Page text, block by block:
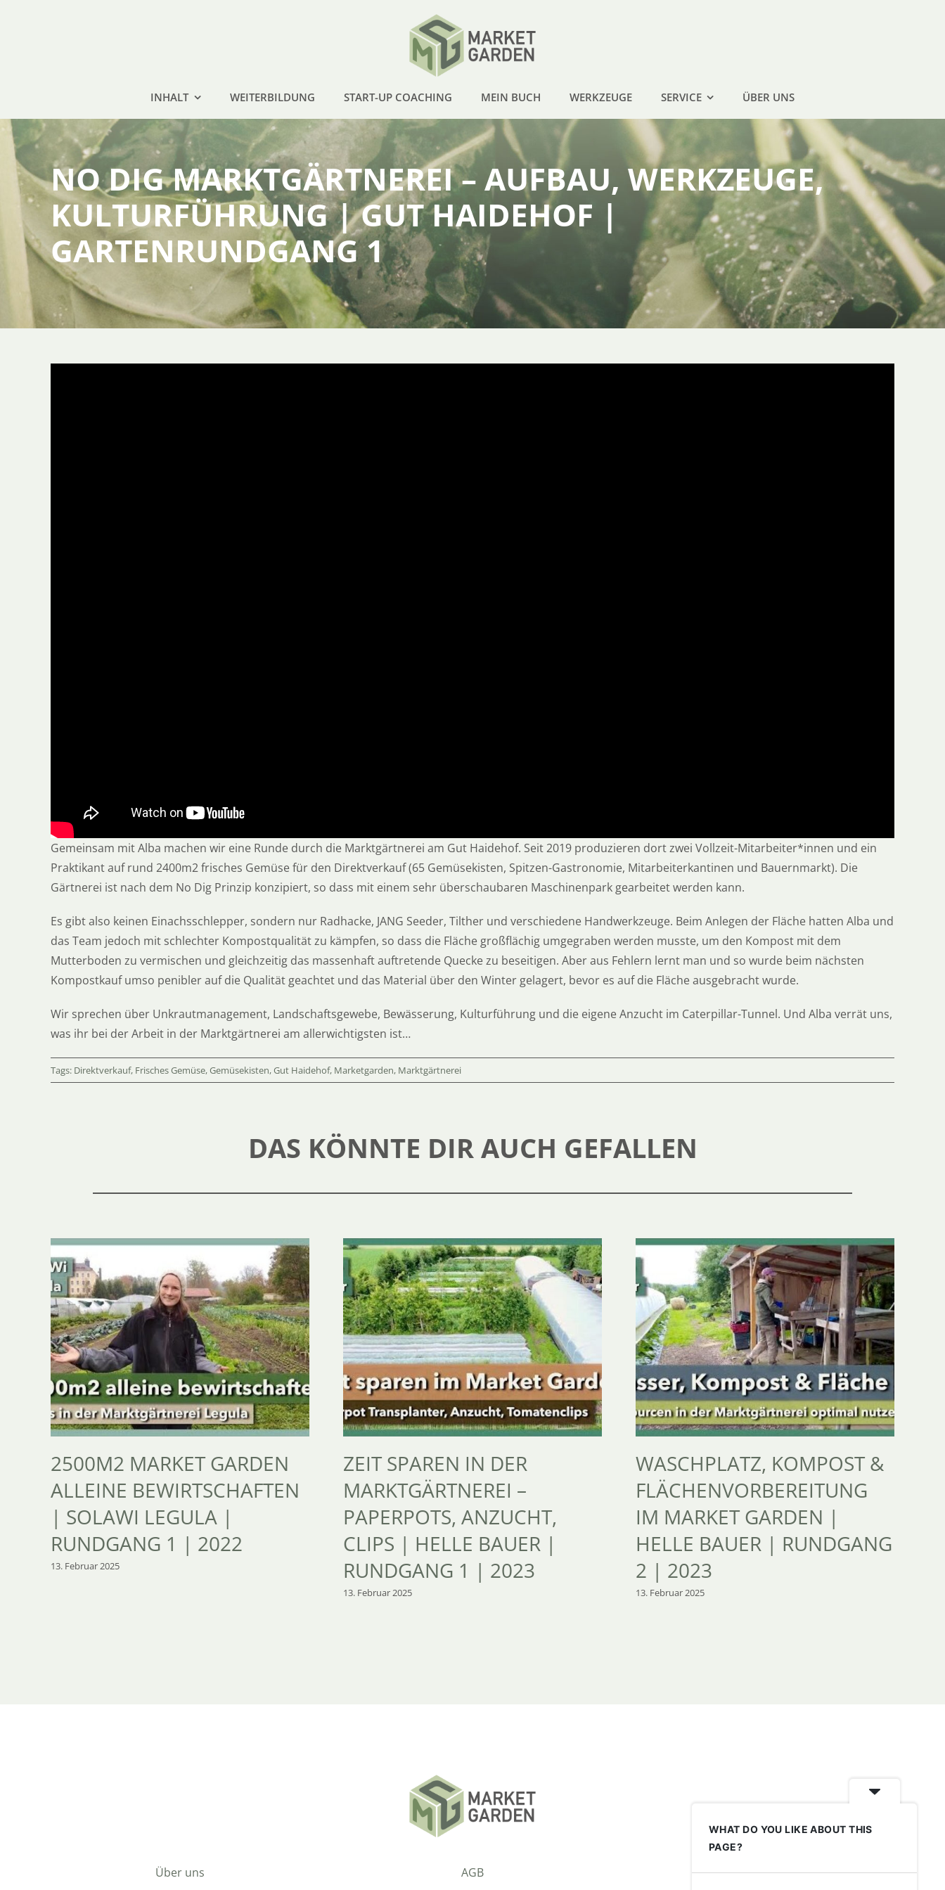
INHALT WEITERBILDUNG START-UP COACHING MEIN BUCH WERKZEUGE SERVICE ÜBER UNS
NO DIG MARKTGÄRTNEREI – AUFBAU, WERKZEUGE,
KULTURFÜHRUNG | GUT HAIDEHOF |
GARTENRUNDGANG 1
Gemeinsam mit Alba machen wir eine Runde durch die Marktgärtnerei am Gut Haidehof. Seit 2019 produzieren dort zwei Vollzeit-Mitarbeiter*innen und ein
Praktikant auf rund 2400m2 frisches Gemüse für den Direktverkauf (65 Gemüsekisten, Spitzen-Gastronomie, Mitarbeiterkantinen und Bauernmarkt). Die
Gärtnerei ist nach dem No Dig Prinzip konzipiert, so dass mit einem sehr überschaubaren Maschinenpark gearbeitet werden kann.
Es gibt also keinen Einachsschlepper, sondern nur Radhacke, JANG Seeder, Tilther und verschiedene Handwerkzeuge. Beim Anlegen der Fläche hatten Alba und
das Team jedoch mit schlechter Kompostqualität zu kämpfen, so dass die Fläche großflächig umgegraben werden musste, um den Kompost mit dem
Mutterboden zu vermischen und gleichzeitig das massenhaft auftretende Quecke zu beseitigen. Aber aus Fehlern lernt man und so wurde beim nächsten
Kompostkauf umso penibler auf die Qualität geachtet und das Material über den Winter gelagert, bevor es auf die Fläche ausgebracht wurde.
Wir sprechen über Unkrautmanagement, Landschaftsgewebe, Bewässerung, Kulturführung und die eigene Anzucht im Caterpillar-Tunnel. Und Alba verrät uns,
was ihr bei der Arbeit in der Marktgärtnerei am allerwichtigsten ist…
Tags: Direktverkauf, Frisches Gemüse,Gemüsekisten,Gut Haidehof, Marketgarden, Marktgärtnerei
DAS KÖNNTE DIR AUCH GEFALLEN
2500M2 MARKET GARDEN
ALLEINE BEWIRTSCHAFTEN
| SOLAWI LEGULA |
RUNDGANG 1 | 2022
13. Februar 2025
ZEIT SPAREN IN DER
MARKTGÄRTNEREI –
PAPERPOTS, ANZUCHT,
CLIPS | HELLE BAUER |
RUNDGANG 1 | 2023
13. Februar 2025
WASCHPLATZ, KOMPOST &
FLÄCHENVORBEREITUNG
IM MARKET GARDEN |
HELLE BAUER | RUNDGANG
2 | 2023
13. Februar 2025
Über uns AGB Impressum
WHAT DO YOU LIKE ABOUT THIS
PAGE?